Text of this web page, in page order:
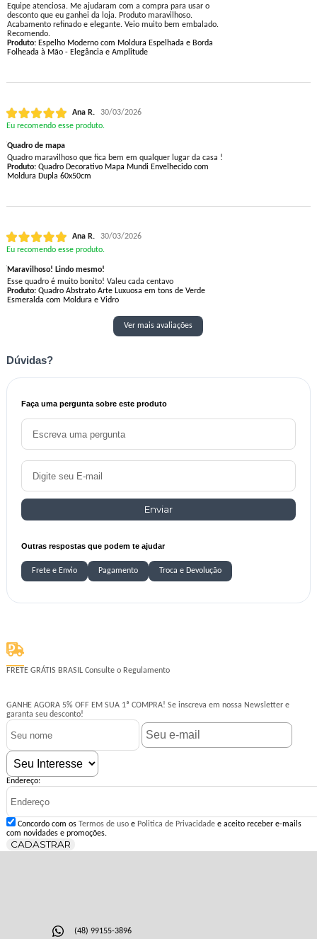
Equipe atenciosa. Me ajudaram com a compra para usar o
desconto que eu ganhei da loja. Produto maravilhoso.
Acabamento refinado e elegante. Veio muito bem embalado.
Recomendo.
Produto:Espelho Moderno com Moldura Espelhada e Borda
Folheada à Mão - Elegância e Amplitude
Ana R.
30/03/2026
Eu recomendo esse produto.
Quadro de mapa
Quadro maravilhoso que fica bem em qualquer lugar da casa !
Produto:Quadro Decorativo Mapa Mundi Envelhecido com
Moldura Dupla 60x50cm
Ana R.
30/03/2026
Eu recomendo esse produto.
Maravilhoso! Lindo mesmo!
Esse quadro é muito bonito! Valeu cada centavo
Produto:Quadro Abstrato Arte Luxuosa em tons de Verde
Esmeralda com Moldura e Vidro
Ver mais avaliações
Dúvidas?
Faça uma pergunta sobre este produto
Enviar
Outras respostas que podem te ajudar
Frete e Envio Pagamento Troca e Devolução
FRETE GRÁTIS BRASIL Consulte o Regulamento
GANHE AGORA 5% OFF EM SUA 1ª COMPRA! Se inscreva em nossa Newsletter e
garanta seu desconto!
Endereço:
Concordo com os Termos de usoe Politica de Privacidadee aceito receber e-mails
com novidades e promoções.
CADASTRAR
(48) 99155-3896